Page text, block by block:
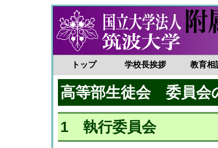
トップ 学校長挨拶 教育相
高等部生徒会 委員会
1 執行委員会